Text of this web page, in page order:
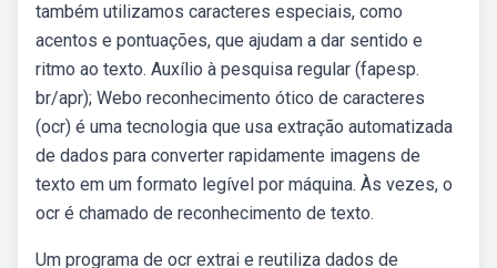
também utilizamos caracteres especiais, como
acentos e pontuações, que ajudam a dar sentido e
ritmo ao texto. Auxílio à pesquisa regular (fapesp.
br/apr); Webo reconhecimento ótico de caracteres
(ocr) é uma tecnologia que usa extração automatizada
de dados para converter rapidamente imagens de
texto em um formato legível por máquina. Às vezes, o
ocr é chamado de reconhecimento de texto.
Um programa de ocr extrai e reutiliza dados de